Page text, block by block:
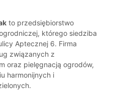
to przedsiębiorstwo
którego siedziba
Aptecznej 6. Firma
związanych z
oraz pielęgnacją ogrodów,
harmonijnych i